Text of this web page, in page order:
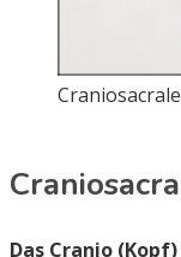
Das Cranio